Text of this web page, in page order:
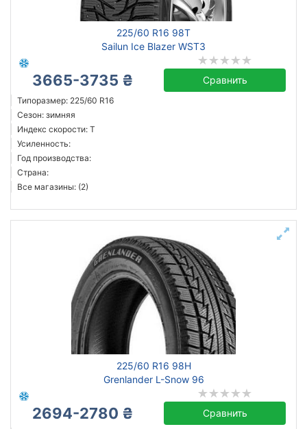
225/60 R16 98T
Sailun Ice Blazer WST3
3665-3735 ₴ Сравнить
Типоразмер: 225/60 R16
Сезон: зимняя
Индекс скорости: T
Усиленность:
Год производства:
Страна:
Все магазины: (2)
225/60 R16 98H
Grenlander L-Snow 96
2694-2780 ₴ Сравнить